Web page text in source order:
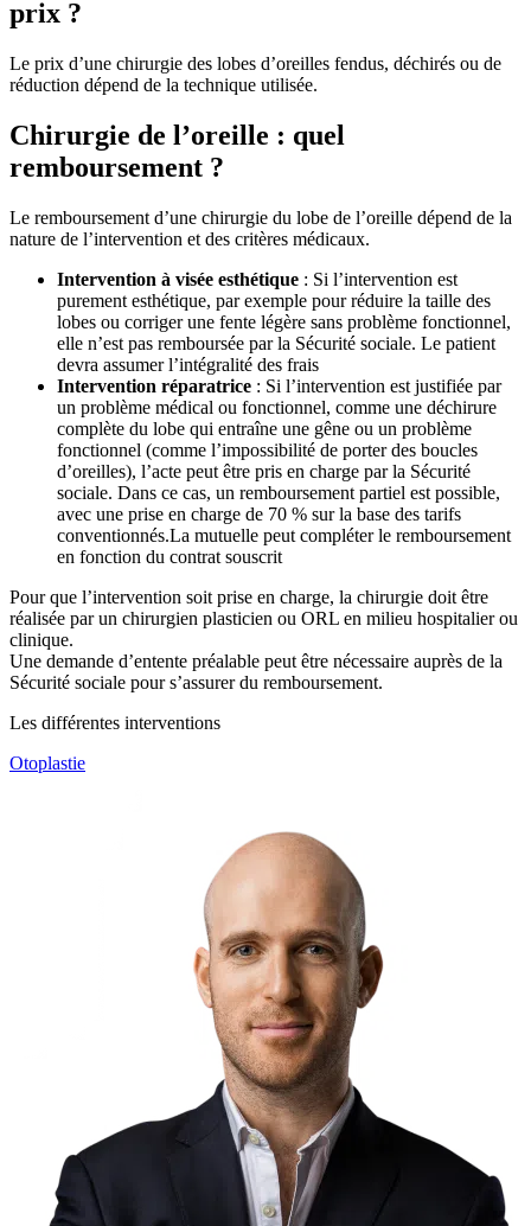
prix ?
Le prix d’une chirurgie des lobes d’oreilles fendus, déchirés ou de
réduction dépend de la technique utilisée.
Chirurgie de l’oreille : quel
remboursement ?
Le remboursement d’une chirurgie du lobe de l’oreille dépend de la
nature de l’intervention et des critères médicaux.
Intervention à visée esthétique : Si l’intervention est
purement esthétique, par exemple pour réduire la taille des
lobes ou corriger une fente légère sans problème fonctionnel,
elle n’est pas remboursée par la Sécurité sociale. Le patient
devra assumer l’intégralité des frais
Intervention réparatrice : Si l’intervention est justifiée par
un problème médical ou fonctionnel, comme une déchirure
complète du lobe qui entraîne une gêne ou un problème
fonctionnel (comme l’impossibilité de porter des boucles
d’oreilles), l’acte peut être pris en charge par la Sécurité
sociale. Dans ce cas, un remboursement partiel est possible,
avec une prise en charge de 70 % sur la base des tarifs
conventionnés.La mutuelle peut compléter le remboursement
en fonction du contrat souscrit
Pour que l’intervention soit prise en charge, la chirurgie doit être
réalisée par un chirurgien plasticien ou ORL en milieu hospitalier ou
clinique.
Une demande d’entente préalable peut être nécessaire auprès de la
Sécurité sociale pour s’assurer du remboursement.
Les différentes interventions
Otoplastie